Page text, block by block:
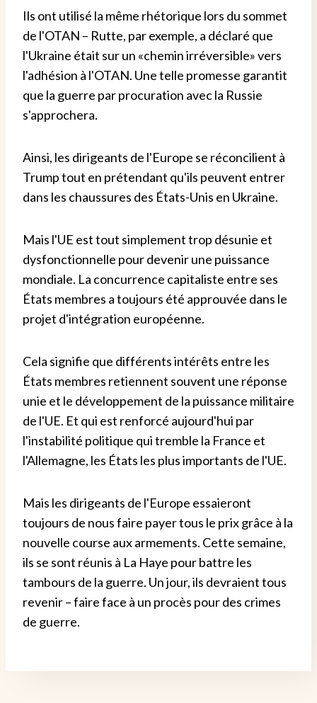
Ils ont utilisé la même rhétorique lors du sommet
de l'OTAN – Rutte, par exemple, a déclaré que
l'Ukraine était sur un «chemin irréversible» vers
l'adhésion à l'OTAN. Une telle promesse garantit
que la guerre par procuration avec la Russie
s'approchera.
Ainsi, les dirigeants de l'Europe se réconcilient à
Trump tout en prétendant qu'ils peuvent entrer
dans les chaussures des États-Unis en Ukraine.
Mais l'UE est tout simplement trop désunie et
dysfonctionnelle pour devenir une puissance
mondiale. La concurrence capitaliste entre ses
États membres a toujours été approuvée dans le
projet d'intégration européenne.
Cela signifie que différents intérêts entre les
États membres retiennent souvent une réponse
unie et le développement de la puissance militaire
de l'UE. Et qui est renforcé aujourd'hui par
l'instabilité politique qui tremble la France et
l'Allemagne, les États les plus importants de l'UE.
Mais les dirigeants de l'Europe essaieront
toujours de nous faire payer tous le prix grâce à la
nouvelle course aux armements. Cette semaine,
ils se sont réunis à La Haye pour battre les
tambours de la guerre. Un jour, ils devraient tous
revenir – faire face à un procès pour des crimes
de guerre.